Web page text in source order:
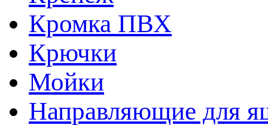
Кромка ПВХ
Крючки
Мойки
Направляющие для